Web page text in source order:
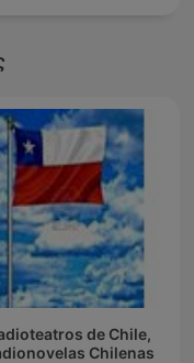
de Chile,
Chilenas